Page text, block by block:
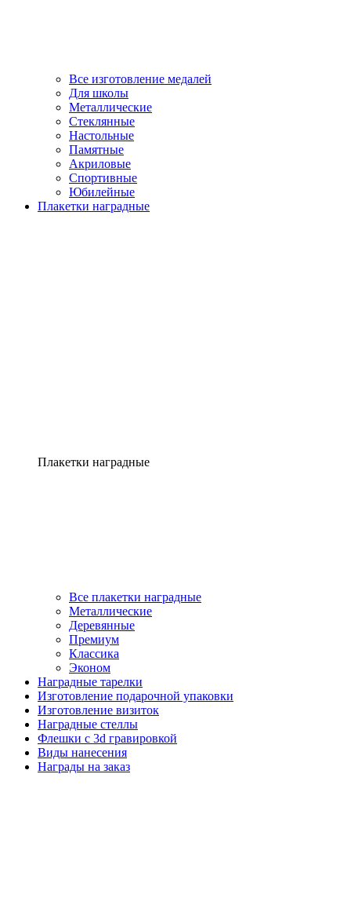
Все изготовление медалей
Для школы
Металлические
Стеклянные
Настольные
Памятные
Акриловые
Спортивные
Юбилейные
Плакетки наградные
Плакетки наградные
Все плакетки наградные
Металлические
Деревянные
Премиум
Классика
Эконом
Наградные тарелки
Изготовление подарочной упаковки
Изготовление визиток
Наградные стеллы
Флешки с 3d гравировкой
Виды нанесения
Награды на заказ